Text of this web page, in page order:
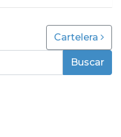
Cartelera